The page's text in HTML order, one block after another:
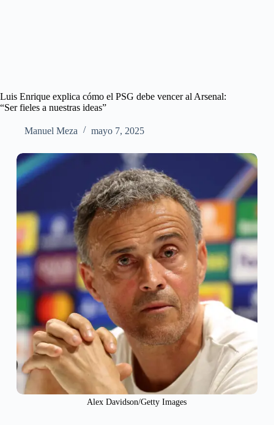
Luis Enrique explica cómo el PSG debe vencer al Arsenal:
“Ser fieles a nuestras ideas”
Manuel Meza mayo 7, 2025
Alex Davidson/Getty Images